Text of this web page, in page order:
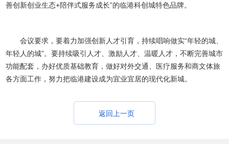
善创新创业生态+陪伴式服务成长”的临港科创城特色品牌。
会议要求，要着力加强创新人才引育，持续唱响做实“年轻的城、
年轻人的城”。要持续吸引人才、激励人才、温暖人才，不断完善城市
功能配套，办好优质基础教育，做好对外交通、医疗服务和商文体旅
各方面工作，努力把临港建设成为宜业宜居的现代化新城。
返回上一页